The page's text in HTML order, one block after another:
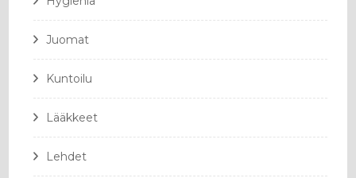
Juomat
Kuntoilu
Lääkkeet
Lehdet